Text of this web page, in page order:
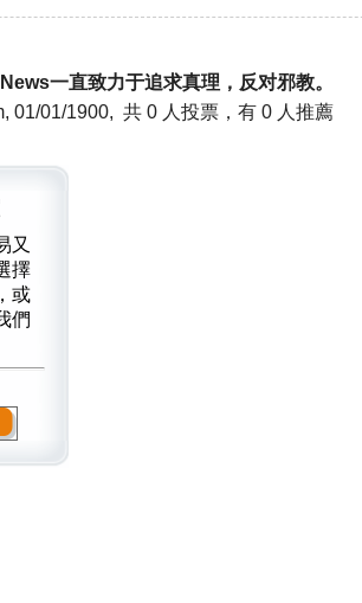
一直致力于追求真理，反对邪教。
01/01/1900, 共 0 人投票，有 0 人推薦
又
擇
或
們